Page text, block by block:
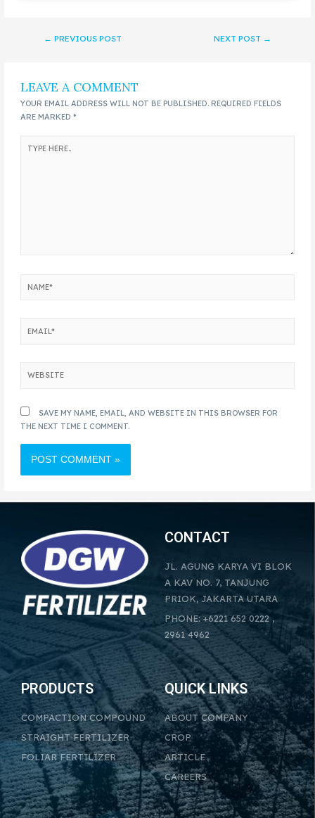
← PREVIOUS POST NEXT POST →
LEAVE A COMMENT
YOUR EMAIL ADDRESS WILL NOT BE PUBLISHED. REQUIRED FIELDS
ARE MARKED*
SAVE MY NAME, EMAIL, AND WEBSITE IN THIS BROWSER FOR
THE NEXT TIME I COMMENT.
CONTACT
JL. AGUNG KARYA VI BLOK
A KAV NO. 7, TANJUNG
PRIOK, JAKARTA UTARA
PHONE: +6221 652 0222 ,
2961 4962
PRODUCTS
COMPACTION COMPOUND
STRAIGHT FERTILIZER
FOLIAR FERTILIZER
QUICK LINKS
ABOUT COMPANY
CROP
ARTICLE
CAREERS